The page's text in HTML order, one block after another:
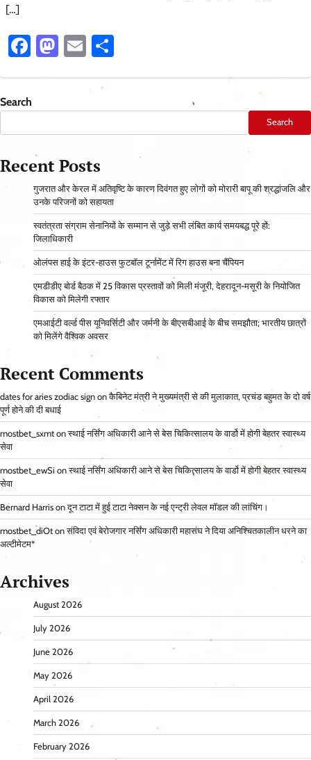
[…]
Facebook
Mastodon
Email
Search
Search
Recent Posts
गुजरात और केरल में अतिवृष्टि के कारण दिवंगत हुए लोगों को मोरारी बापू की श्रद्धांजलि और
उनके परिजनों को सहायता
स्वतंत्रता संग्राम सेनानियों के सम्मान से जुड़े सभी लंबित कार्य समयबद्ध पूरे हों:
जिलाधिकारी
ओलंपस हाई के इंटर-हाउस फुटबॉल टूर्नामेंट में रिग हाउस बना चैंपियन
एमडीडीए बोर्ड बैठक में 25 विकास प्रस्तावों को मिली मंजूरी, देहरादून-मसूरी के नियोजित
विकास को मिलेगी रफ्तार
एमआईटी वर्ल्ड पीस यूनिवर्सिटी और जर्मनी के बीएसबीआई के बीच समझौता; भारतीय छात्रों
को मिलेंगे वैश्विक अवसर
Recent Comments
dates for aries zodiac sign onकैबिनेट मंत्री ने मुख्यमंत्री से की मुलाकात, प्रचंड बहुमत के दो वर्ष
पूर्ण होने की दी बधाई
mostbet_sxmt onस्थाई नर्सिंग अधिकारी आने से बेस चिकित्सालय के वार्डो में होगी बेहतर स्वास्थ्य
सेवा
mostbet_ewSi onस्थाई नर्सिंग अधिकारी आने से बेस चिकित्सालय के वार्डो में होगी बेहतर स्वास्थ्य
सेवा
Bernard Harris onदून टाटा में हुई टाटा नेक्सन के नई एन्ट्री लेवल मॉडल की लांचिंग।
mostbet_diOt onसंविदा एवं बेरोजगार नर्सिंग अधिकारी महासंघ ने दिया अनिश्चितकालीन धरने का
अल्टीमेटम*
Archives
August 2026
July 2026
June 2026
May 2026
April 2026
March 2026
February 2026